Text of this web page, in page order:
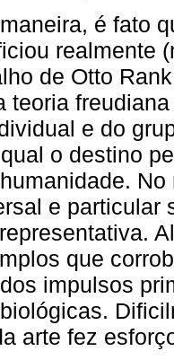
é fato
realmente
de Otto
teoria
e do
o destino
e particular
que
impulsos
arte fez